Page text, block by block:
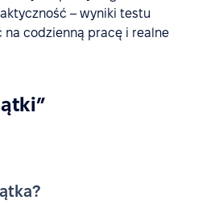
– wyniki testu
na codzienną pracę i realne